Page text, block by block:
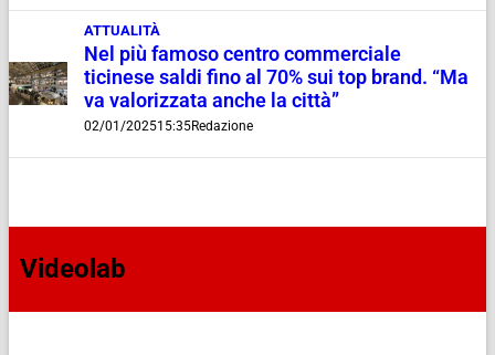
ATTUALITÀ
Nel più famoso centro commerciale
ticinese saldi fino al 70% sui top brand. “Ma
va valorizzata anche la città”
02/01/202515:35Redazione
Videolab